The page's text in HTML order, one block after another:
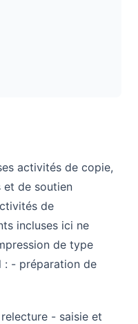
activités de copie,
et de soutien
de
incluses ici ne
de type
: - préparation de
- saisie et